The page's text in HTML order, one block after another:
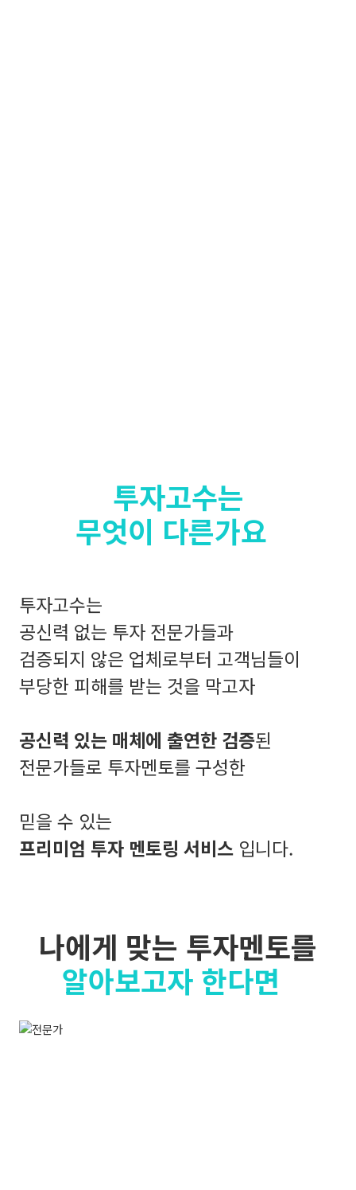
투자고수는
무엇이 다른가요
투자고수는
공신력 없는 투자 전문가들과
검증되지 않은 업체로부터 고객님들이
부당한 피해를 받는 것을 막고자
공신력 있는 매체에 출연한 검증된
전문가들로 투자멘토를 구성한
믿을 수 있는
프리미엄 투자 멘토링 서비스 입니다.
나에게 맞는 투자멘토를
알아보고자 한다면